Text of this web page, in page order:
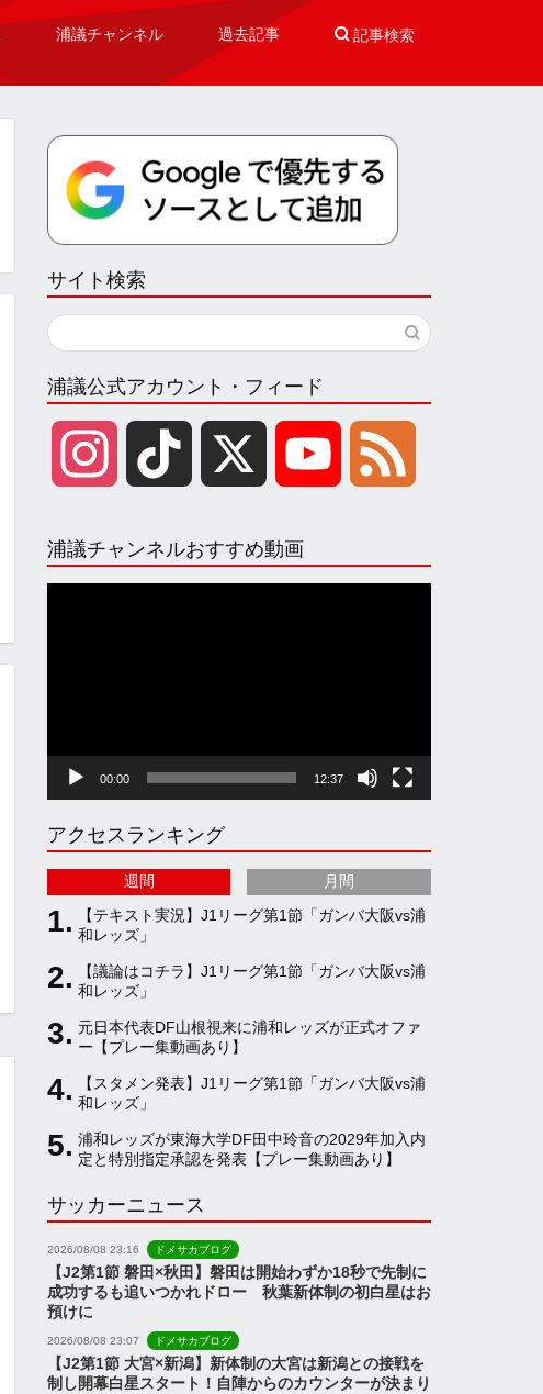
浦議チャンネル 過去記事  記事検索
サイト検索
浦議公式アカウント・フィード
s
g
r
a
m
k
k
u
b
e
C
h
e
浦議チャンネルおすすめ動画
00:00 12:37
アクセスランキング
週間 月間
【テキスト実況】J1リーグ第1節「ガンバ大阪vs浦
和レッズ」
【議論はコチラ】J1リーグ第1節「ガンバ大阪vs浦
和レッズ」
元日本代表DF山根視来に浦和レッズが正式オファ
ー【プレー集動画あり】
【スタメン発表】J1リーグ第1節「ガンバ大阪vs浦
和レッズ」
浦和レッズが東海大学DF田中玲音の2029年加入内
定と特別指定承認を発表【プレー集動画あり】
サッカーニュース
2026/08/08 23:16 ドメサカブログ
【J2第1節 磐田×秋田】磐田は開始わずか18秒で先制に
成功するも追いつかれドロー 秋葉新体制の初白星はお
預けに
2026/08/08 23:07 ドメサカブログ
【J2第1節 大宮×新潟】新体制の大宮は新潟との接戦を
制し開幕白星スタート！自陣からのカウンターが決まり